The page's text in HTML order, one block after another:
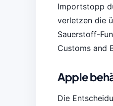
Importstopp
verletzen die
Sauerstoff-
Customs and
Apple
Die